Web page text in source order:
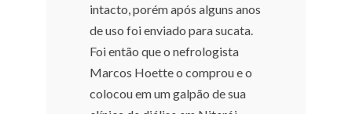
intacto, porém após alguns anos
de uso foi enviado para sucata.
Foi então que o nefrologista
Marcos Hoette o comprou e o
colocou em um galpão de sua